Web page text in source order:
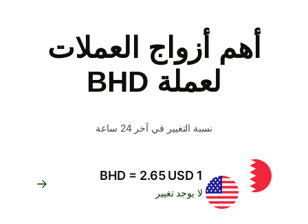
أهم أزواج العملات
لعملة BHD
نسبة التغيير في آخر 24 ساعة
1 BHD = 2.65 USD
لا يوجد تغيير